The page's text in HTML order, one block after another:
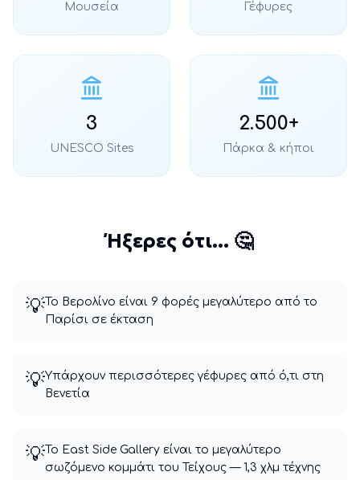
Μουσεία Γέφυρες
3
UNESCO Sites
2.500+
Πάρκα & κήποι
Ήξερες ότι... 🤔
💡 Το Βερολίνο είναι 9 φορές μεγαλύτερο από το
Παρίσι σε έκταση
💡Υπάρχουν περισσότερες γέφυρες από ό,τι στη
Βενετία
💡 Το East Side Gallery είναι το μεγαλύτερο
σωζόμενο κομμάτι του Τείχους — 1,3 χλμ τέχνης